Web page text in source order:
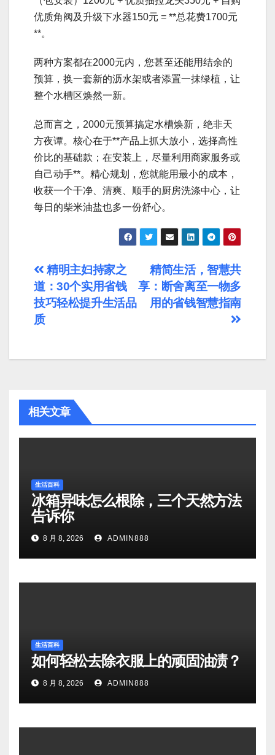
优质角阀及升级下水器150元 = **总花费1700元
**。
两种方案都在2000元内，您甚至还能用结余的
预算，换一套新的沥水架或者添置一抹绿植，让
整个水槽区焕然一新。
总而言之，2000元预算搞定水槽焕新，绝非天
方夜谭。核心在于**产品上抓大放小，选择高性
价比的基础款；在安装上，尽量利用商家服务或
自己动手**。精心规划，您就能用最小的成本，
收获一个干净、清爽、顺手的厨房洗涤中心，让
每日的柴米油盐也多一份舒心。
文
章
导
精简生活，智慧共
享：断舍离至一物多
用的省钱智慧指南
精明主妇持家之
道：30个实用省钱
技巧轻松提升生活品
质
相关文章
生活百科
冰箱异味怎么根除，三个天然方法
告诉你
8 月 8, 2026 ADMIN888
生活百科
如何轻松去除衣服上的顽固油渍？
8 月 8, 2026 ADMIN888